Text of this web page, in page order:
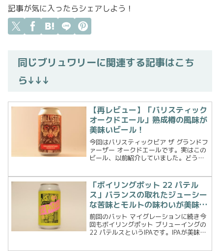
記事が気に入ったらシェアしよう！
同じブリュワリーに関連する記事はこち
ら↓↓↓
【再レビュー】「バリスティック
オークドエール」熟成樽の風味が
美味いビール！
今回はバリスティックビア ザ グランドフ
ァーザー オークドエールです。実はこの
ビール、以前紹介していました。どうし
騙されました。買ったものは仕方ない、
早速飲んでみます。...
「ボイリングポット 22 パテル
ス」バランスの取れたジューシー
な苦味とモルトの味わいが美味い
IPA！
前回のバット マイグレーションに続き今
回もボイリングポット ブリューイングの
22 パテルスというIPAです。IPAが美味け